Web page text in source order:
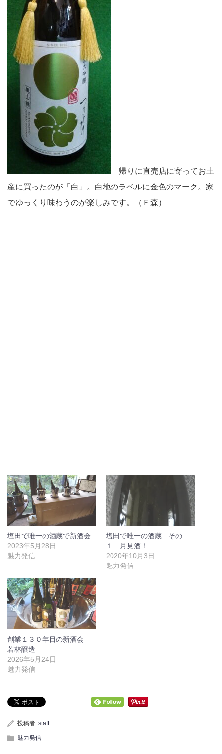
帰りに直売店に寄ってお土
産に買ったのが「白」。白地のラベルに金色のマーク。家
でゆっくり味わうのが楽しみです。（Ｆ森）
塩田で唯一の酒蔵で新酒会
2023年5月28日
魅力発信
塩田で唯一の酒蔵 その
１ 月見酒！
2020年10月3日
魅力発信
創業１３０年目の新酒会
若林醸造
2026年5月24日
魅力発信
投稿者: staff
魅力発信